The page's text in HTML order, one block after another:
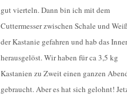
gut vierteln. Dann bin ich mit dem
Cuttermesser zwischen Schale und
der Kastanie gefahren und hab das
herausgelöst. Wir haben für ca 3,5 kg
Kastanien zu Zweit einen ganzen
gebraucht. Aber es hat sich gelohnt!